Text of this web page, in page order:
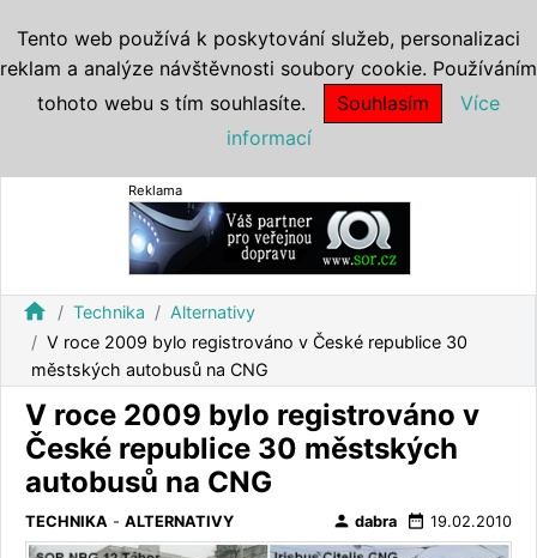
Reklama
home Technika
Alternativy
V roce 2009 bylo registrováno v České republice 30
městských autobusů na CNG
V roce 2009 bylo registrováno v
České republice 30 městských
autobusů na CNG
TECHNIKA - ALTERNATIVY person dabra date_range 19.02.2010
Tento web používá k poskytování služeb, personalizaci
reklam a analýze návštěvnosti soubory cookie. Používáním
tohoto webu s tím souhlasíte.
Souhlasím
Více
informací